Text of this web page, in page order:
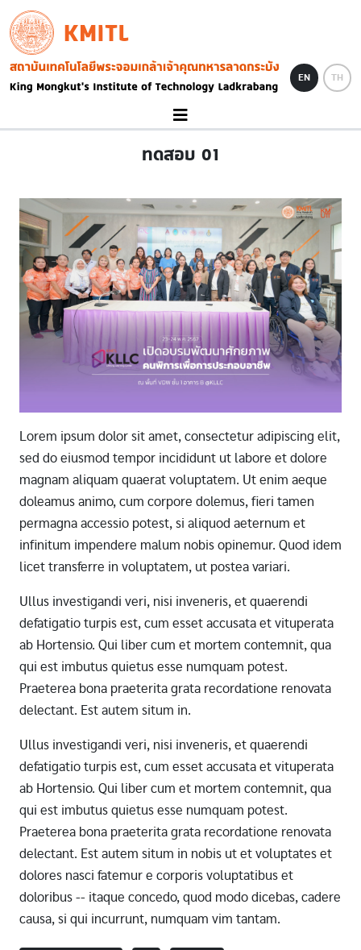
Skip to main content
KMITL
Image
EN TH
ทดสอบ 01
Lorem ipsum dolor sit amet, consectetur adipiscing elit,
sed do eiusmod tempor incididunt ut labore et dolore
magnam aliquam quaerat voluptatem. Ut enim aeque
doleamus animo, cum corpore dolemus, fieri tamen
permagna accessio potest, si aliquod aeternum et
infinitum impendere malum nobis opinemur. Quod idem
licet transferre in voluptatem, ut postea variari.
Ullus investigandi veri, nisi inveneris, et quaerendi
defatigatio turpis est, cum esset accusata et vituperata
ab Hortensio. Qui liber cum et mortem contemnit, qua
qui est imbutus quietus esse numquam potest.
Praeterea bona praeterita grata recordatione renovata
delectant. Est autem situm in.
Ullus investigandi veri, nisi inveneris, et quaerendi
defatigatio turpis est, cum esset accusata et vituperata
ab Hortensio. Qui liber cum et mortem contemnit, qua
qui est imbutus quietus esse numquam potest.
Praeterea bona praeterita grata recordatione renovata
delectant. Est autem situm in nobis ut et voluptates et
dolores nasci fatemur e corporis voluptatibus et
doloribus -- itaque concedo, quod modo dicebas, cadere
causa, si qui incurrunt, numquam vim tantam.